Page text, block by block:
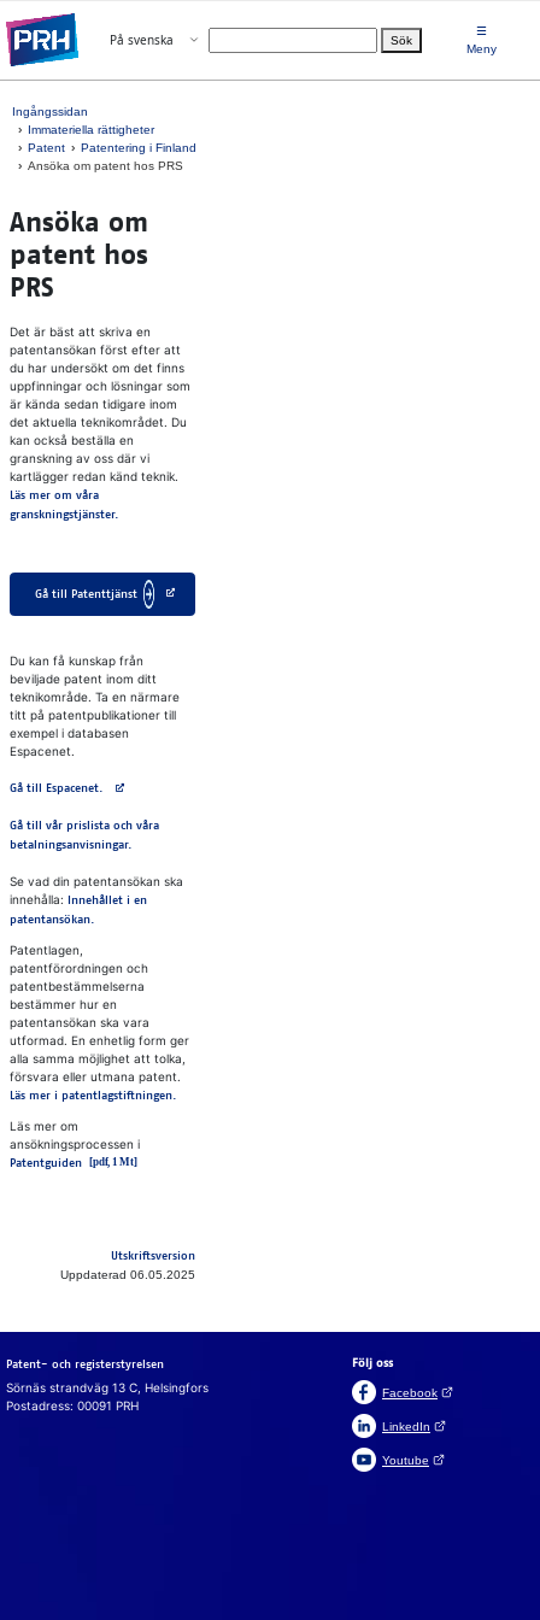
Välj språk
På svenska Öppna menyn Sök
☰
Meny
Ingångssidan
Immateriella rättigheter
Patent
Patentering i Finland
Ansöka om patent hos PRS
An­sö­ka om
pa­tent hos
PRS
Det är bäst att skriva en
patentansökan först efter att
du har undersökt om det finns
uppfinningar och lösningar som
är kända sedan tidigare inom
det aktuella teknikområdet. Du
kan också beställa en
granskning av oss där vi
kartlägger redan känd teknik.
Läs mer om våra
granskningstjänster.
Gå till Patenttjänst
Du kan få kunskap från
beviljade patent inom ditt
teknikområde. Ta en närmare
titt på patentpublikationer till
exempel i databasen
Espacenet.
Gå till Espacenet. Avautuu uuteen välilehteen
Gå till vår prislista och våra
betalningsanvisningar.
Se vad din patentansökan ska
innehålla:
Innehållet i en
patentansökan.
Patentlagen,
patentförordningen och
patentbestämmelserna
bestämmer hur en
patentansökan ska vara
utformad. En enhetlig form ger
alla samma möjlighet att tolka,
försvara eller utmana patent.
Läs mer i patentlagstiftningen.
Läs mer om
ansökningsprocessen i
Patentguiden
Utskriftsversion
Uppdaterad 06.05.2025
Patent- och registerstyrelsen
Sörnäs strandväg 13 C, Helsingfors
Postadress: 00091 PRH
Följ oss
Facebook(Öppnas i en ny
LinkedIn (Öppnas i en ny flik)
Youtube (Öppnas i en ny flik)